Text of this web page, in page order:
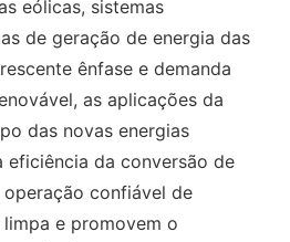
eólicas, sistemas
de geração de energia das
ênfase e demanda
as aplicações da
das novas energias
eficiência da conversão de
confiável de
e promovem o